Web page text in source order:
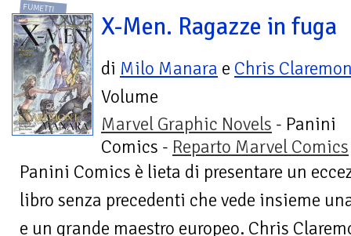
FUMETTI
X-Men. Ragazze in fuga
di Milo Manara e Chris
Volume
Marvel Graphic Novels - Panini
Comics - Reparto Marvel Comics
Panini Comics è lieta di presentare un
libro senza precedenti che vede insieme
e un grande maestro europeo. Chris